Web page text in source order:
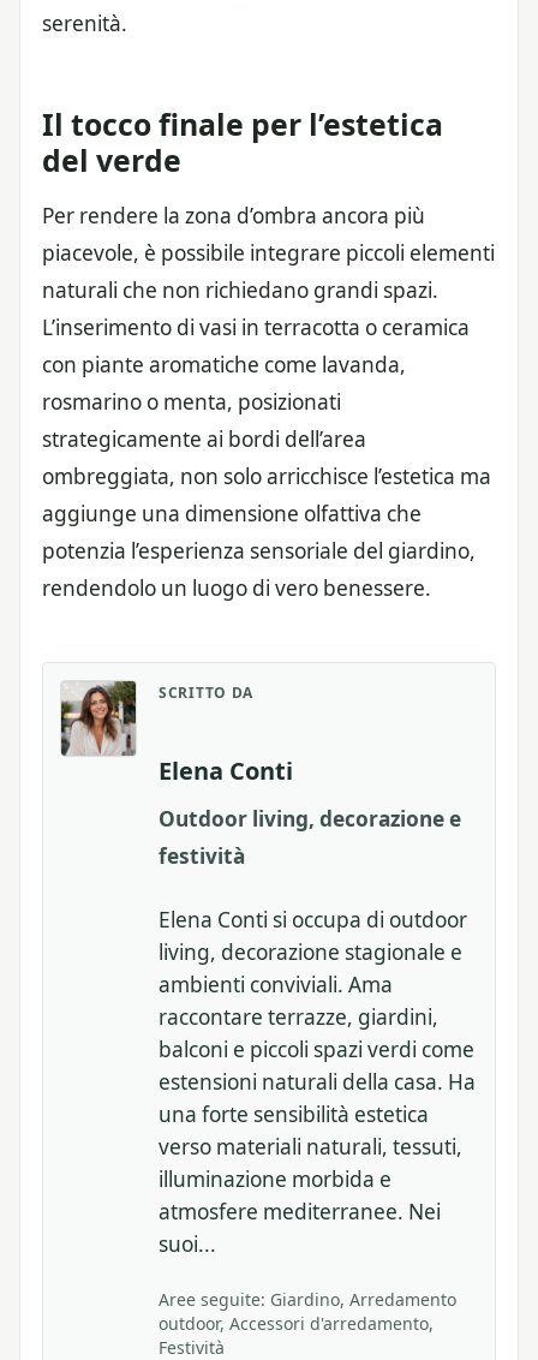
serenità.
Il tocco finale per l’estetica
del verde
Per rendere la zona d’ombra ancora più
piacevole, è possibile integrare piccoli elementi
naturali che non richiedano grandi spazi.
L’inserimento di vasi in terracotta o ceramica
con piante aromatiche come lavanda,
rosmarino o menta, posizionati
strategicamente ai bordi dell’area
ombreggiata, non solo arricchisce l’estetica ma
aggiunge una dimensione olfattiva che
potenzia l’esperienza sensoriale del giardino,
rendendolo un luogo di vero benessere.
SCRITTO DA
Elena Conti
Outdoor living, decorazione e
festività
Elena Conti si occupa di outdoor
living, decorazione stagionale e
ambienti conviviali. Ama
raccontare terrazze, giardini,
balconi e piccoli spazi verdi come
estensioni naturali della casa. Ha
una forte sensibilità estetica
verso materiali naturali, tessuti,
illuminazione morbida e
atmosfere mediterranee. Nei
suoi...
Aree seguite: Giardino, Arredamento
outdoor, Accessori d'arredamento,
Festività